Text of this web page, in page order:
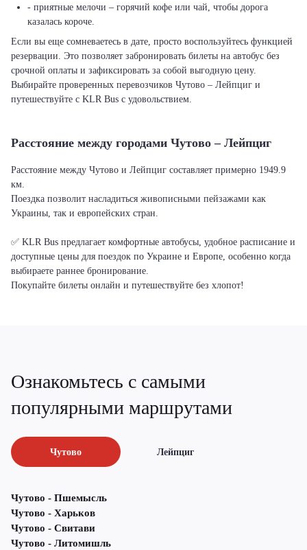
- приятные мелочи – горячий кофе или чай, чтобы дорога
казалась короче.
Если вы еще сомневаетесь в дате, просто воспользуйтесь функцией
резервации. Это позволяет забронировать билеты на автобус без
срочной оплаты и зафиксировать за собой выгодную цену.
Выбирайте проверенных перевозчиков Чутово – Лейпциг и
путешествуйте с KLR Bus с удовольствием.
Расстояние между городами Чутово – Лейпциг
Расстояние между Чутово и Лейпциг составляет примерно 1949.9
км.
Поездка позволит насладиться живописными пейзажами как
Украины, так и европейских стран.
✅ KLR Bus предлагает комфортные автобусы, удобное расписание и
доступные цены для поездок по Украине и Европе, особенно когда
выбираете раннее бронирование.
Покупайте билеты онлайн и путешествуйте без хлопот!
Ознакомьтесь с самыми
популярными маршрутами
Чутово Лейпциг
Чутово - Пшемысль
Чутово - Харьков
Чутово - Свитави
Чутово - Литомишль